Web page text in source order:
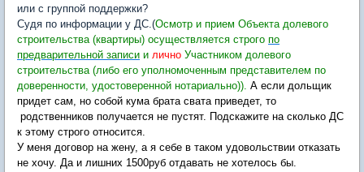
или с группой поддержки?
Судя по информации у ДС.(Осмотр и прием Объекта долевого
строительства (квартиры) осуществляется строго по
предварительной записи и лично Участником долевого
строительства (либо его уполномоченным представителем по
доверенности, удостоверенной нотариально)). А если дольщик
придет сам, но собой кума брата свата приведет, то
родственников получается не пустят. Подскажите на сколько ДС
к этому строго относится.
У меня договор на жену, а я себе в таком удовольствии отказать
не хочу. Да и лишних 1500руб отдавать не хотелось бы.